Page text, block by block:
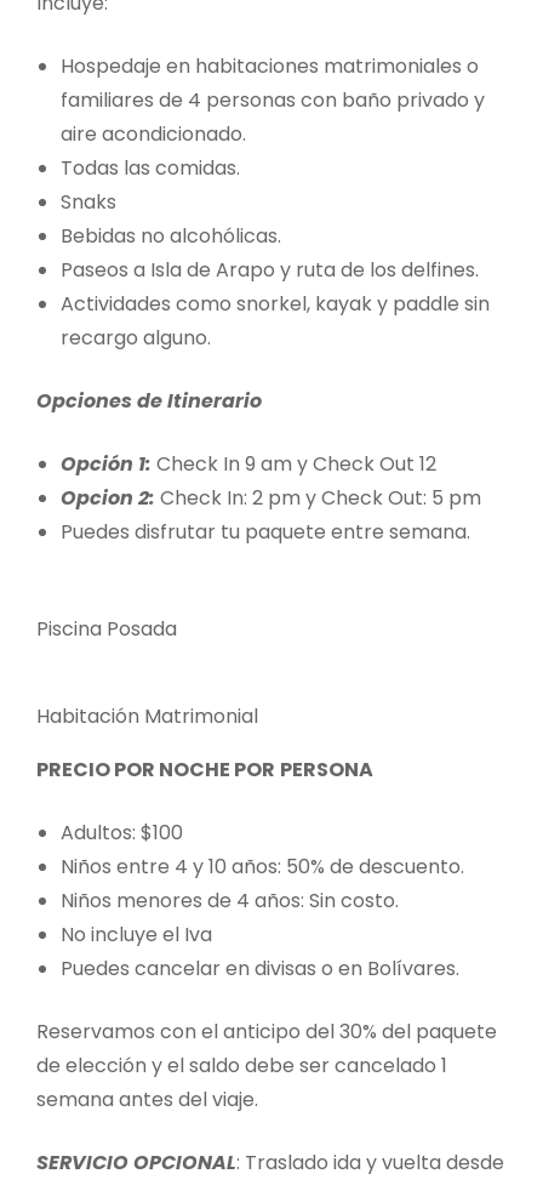
Hospedaje en habitaciones matrimoniales o
familiares de 4 personas con baño privado y
aire acondicionado.
Todas las comidas.
Snaks
Bebidas no alcohólicas.
Paseos a Isla de Arapo y ruta de los delfines.
Actividades como snorkel, kayak y paddle sin
recargo alguno.
Opciones de Itinerario
Opción 1: Check In 9 am y Check Out 12
Opcion 2: Check In: 2 pm y Check Out: 5 pm
Puedes disfrutar tu paquete entre semana.
Piscina Posada
Habitación Matrimonial
PRECIO POR NOCHE POR PERSONA
Adultos: $100
Niños entre 4 y 10 años: 50% de descuento.
Niños menores de 4 años: Sin costo.
No incluye el Iva
Puedes cancelar en divisas o en Bolívares.
Reservamos con el anticipo del 30% del paquete
de elección y el saldo debe ser cancelado 1
semana antes del viaje.
SERVICIO OPCIONAL: Traslado ida y vuelta desde